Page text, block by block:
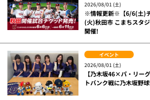
2026/08/01 (土)
※情報更新※【6/6(土)
(火)秋田市 こまちスタ
開催!
イベント
2026/08/01 (土)
【乃木坂46×パ・リー
トバンク戦に乃木坂野